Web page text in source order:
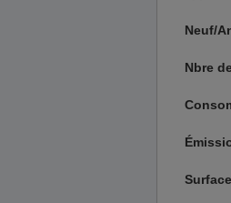
Neuf/
Nbre
Surface